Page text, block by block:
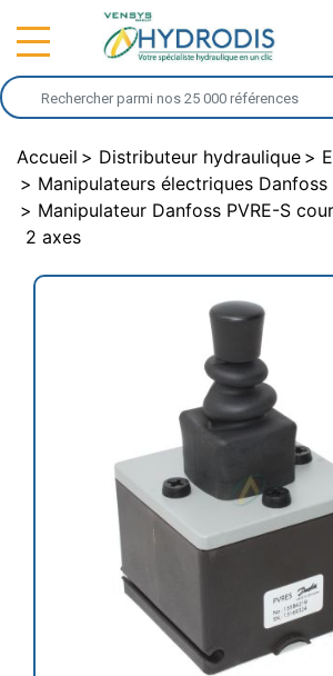
Accueil Distributeur hydraulique
Manipulateurs électriques Danfoss
Manipulateur Danfoss PVRE-S
2 axes